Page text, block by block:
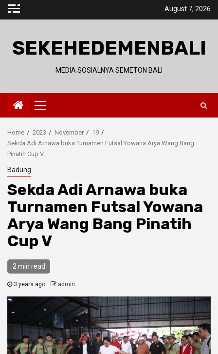
Skip
August 7, 2026
SEKEHEDEMENBALI
MEDIA SOSIALNYA SEMETON BALI
Primary
Menu
Home 2023 November
19
Sekda Adi Arnawa buka Turnamen Futsal Yowana Arya Wang Bang
Pinatih Cup V
Badung
Sekda Adi Arnawa buka
Turnamen Futsal Yowana
Arya Wang Bang Pinatih
Cup V
2 min read
3 years ago admin